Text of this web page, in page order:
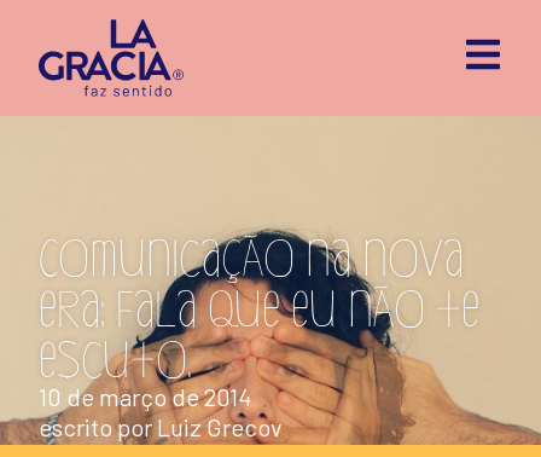
Comunicação na nova
era: fala que eu não te
escuto.
10 de março de 2014
escrito por Luiz Grecov